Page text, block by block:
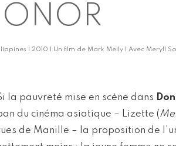
| 2010 | Un film de Mark Meily | Avec
la pauvreté mise en scène dans
du cinéma asiatique – Lizette (
de Manille – la proposition de